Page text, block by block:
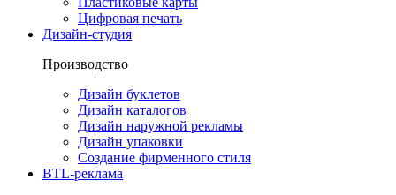
Цифровая печать
Дизайн-студия
Производство
Дизайн буклетов
Дизайн каталогов
Дизайн наружной рекламы
Дизайн упаковки
Создание фирменного стиля
BTL-реклама